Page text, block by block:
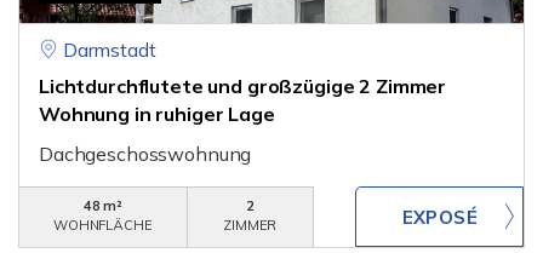
Darmstadt
Lichtdurchflutete und großzügige 2 Zimmer
Wohnung in ruhiger Lage
Dachgeschosswohnung
48 m²
WOHNFLÄCHE
2
ZIMMER